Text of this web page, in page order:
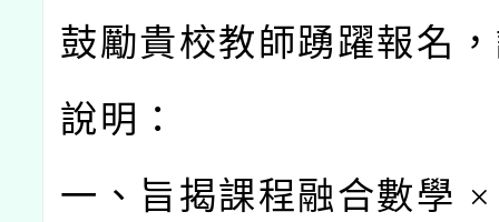
鼓勵貴校教師踴躍報名
說明：
一、旨揭課程融合數學 ×